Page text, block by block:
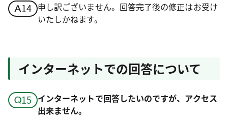
申し訳ございません。回答完了後の修正はお受け
いたしかねます。
インターネットでの回答について
インターネットで回答したいのですが、アクセス
出来ません。